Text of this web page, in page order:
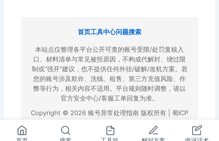
首页工具中心问题搜索
本站点仅整理各平台公开可查的账号受限/处罚复核入
口、材料清单与常见被拒原因，不构成代解封、绕过限
制或“强开”建议，也不提供任何外挂/破解/改机方案。若
您的账号涉及欺诈、洗钱、租售、第三方充值风险、作
弊等行为，相关内容不适用。平台规则随时调整，请以
官方安全中心/客服工单回复为准。
Copyright © 2026 账号异常处理指南 版权所有 | 蜀ICP